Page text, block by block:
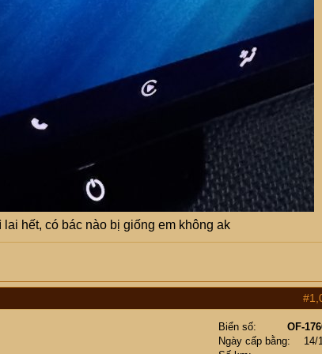
hết, có bác nào bị giống em không ak
Biển số
OF-
Ngày cấp bằng
14/